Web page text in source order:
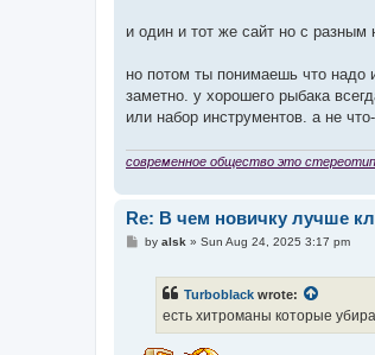
и один и тот же сайт но с
но потом ты понимаешь что надо
заметно. у хорошего рыбака
или набор инструментов. а не
современное общество это
Re: В чем новичку лучше
Pby alsk » Sun Aug 24, 2025 3:17 pm
Turboblack wrote:
есть хитроманы которые